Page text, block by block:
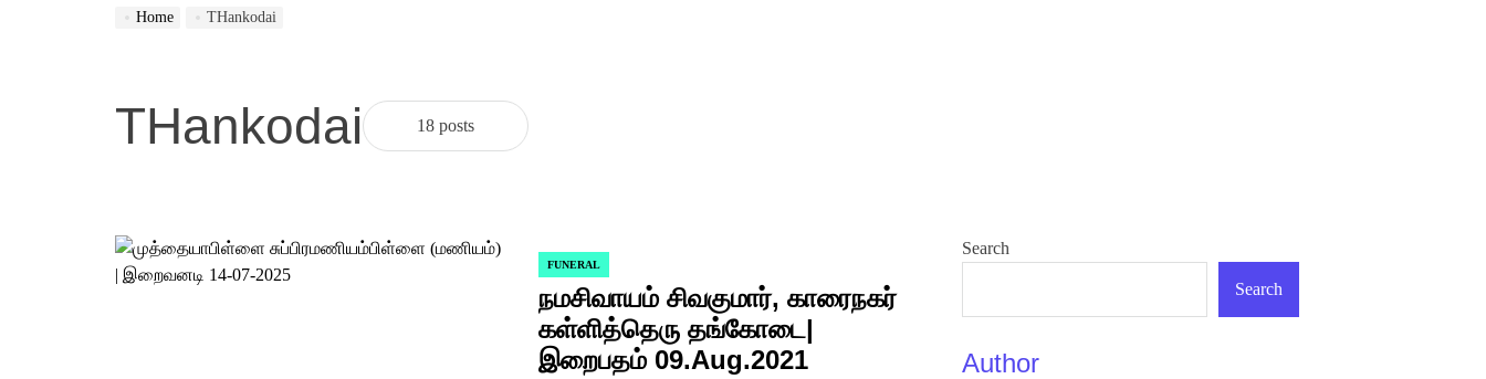
Home THankodai
THankodai 18 posts
POSTED
IN
FUNERAL
நமசிவாயம் சிவகுமார், காரைநகர்
கள்ளித்தெரு தங்கோடை|
இறைபதம் 09.Aug.2021
Search
Search
Author